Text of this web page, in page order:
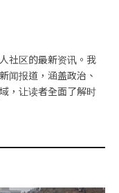
社区的最新资讯。我
闻报道，涵盖政治、
，让读者全面了解时